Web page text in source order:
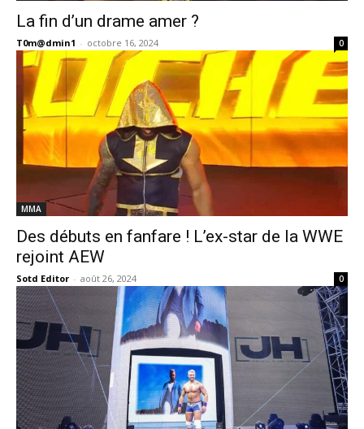
La fin d’un drame amer ?
T0m@dmin1 - octobre 16, 2024 0
MMA
Des débuts en fanfare ! L’ex-star de la WWE
rejoint AEW
Sotd Editor - août 26, 2024 0